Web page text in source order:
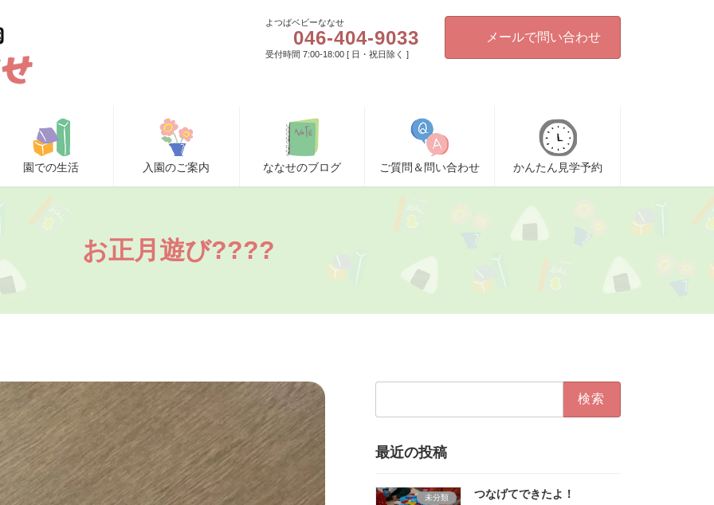
よつばベビーななせ
046-404-9033
受付時間 7:00-18:00 [ 日・祝日除く ]
メールで問い合わせ
園での生活 入園のご案内 ななせのブログ ご質問＆問い合わせ かんたん見学予約
お正月遊び????
最近の投稿
未分類 つなげてできたよ！